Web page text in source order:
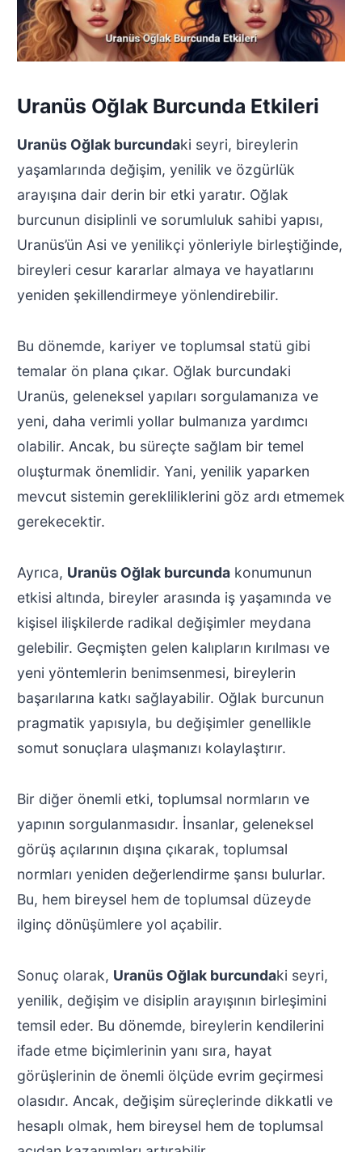
Uranüs Oğlak Burcunda Etkileri
Uranüs Oğlak burcundaki seyri, bireylerin
yaşamlarında değişim, yenilik ve özgürlük
arayışına dair derin bir etki yaratır. Oğlak
burcunun disiplinli ve sorumluluk sahibi yapısı,
Uranüs’ün Asi ve yenilikçi yönleriyle birleştiğinde,
bireyleri cesur kararlar almaya ve hayatlarını
yeniden şekillendirmeye yönlendirebilir.
Bu dönemde, kariyer ve toplumsal statü gibi
temalar ön plana çıkar. Oğlak burcundaki
Uranüs, geleneksel yapıları sorgulamanıza ve
yeni, daha verimli yollar bulmanıza yardımcı
olabilir. Ancak, bu süreçte sağlam bir temel
oluşturmak önemlidir. Yani, yenilik yaparken
mevcut sistemin gerekliliklerini göz ardı etmemek
gerekecektir.
Ayrıca, Uranüs Oğlak burcundakonumunun
etkisi altında, bireyler arasında iş yaşamında ve
kişisel ilişkilerde radikal değişimler meydana
gelebilir. Geçmişten gelen kalıpların kırılması ve
yeni yöntemlerin benimsenmesi, bireylerin
başarılarına katkı sağlayabilir. Oğlak burcunun
pragmatik yapısıyla, bu değişimler genellikle
somut sonuçlara ulaşmanızı kolaylaştırır.
Bir diğer önemli etki, toplumsal normların ve
yapının sorgulanmasıdır. İnsanlar, geleneksel
görüş açılarının dışına çıkarak, toplumsal
normları yeniden değerlendirme şansı bulurlar.
Bu, hem bireysel hem de toplumsal düzeyde
ilginç dönüşümlere yol açabilir.
Sonuç olarak, Uranüs Oğlak burcundaki seyri,
yenilik, değişim ve disiplin arayışının birleşimini
temsil eder. Bu dönemde, bireylerin kendilerini
ifade etme biçimlerinin yanı sıra, hayat
görüşlerinin de önemli ölçüde evrim geçirmesi
olasıdır. Ancak, değişim süreçlerinde dikkatli ve
hesaplı olmak, hem bireysel hem de toplumsal